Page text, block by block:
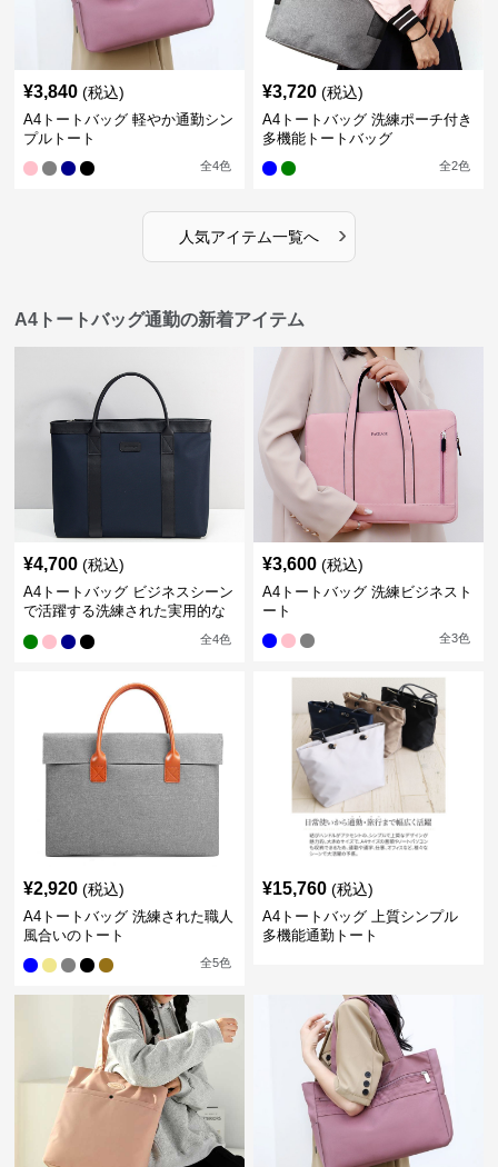
¥3,840 (税込)
A4トートバッグ 軽やか通勤シン
プルトート
全4色
¥3,720 (税込)
A4トートバッグ 洗練ポーチ付き
多機能トートバッグ
全2色
人気アイテム一覧へ ›
A4トートバッグ通勤の新着アイテム
¥4,700 (税込)
A4トートバッグ ビジネスシーン
で活躍する洗練された実用的な
全4色
¥3,600 (税込)
A4トートバッグ 洗練ビジネスト
ート
全3色
¥2,920 (税込)
A4トートバッグ 洗練された職人
風合いのトート
全5色
¥15,760 (税込)
A4トートバッグ 上質シンプル
多機能通勤トート